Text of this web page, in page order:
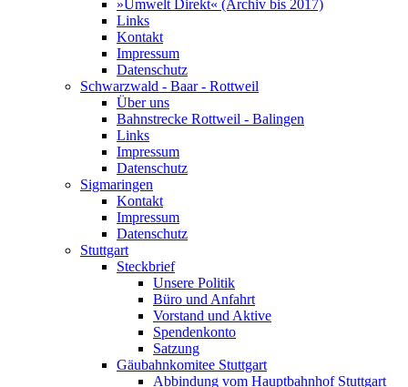
»Umwelt Direkt« (Archiv bis 2017)
Links
Kontakt
Impressum
Datenschutz
Schwarzwald - Baar - Rottweil
Über uns
Bahnstrecke Rottweil - Balingen
Links
Impressum
Datenschutz
Sigmaringen
Kontakt
Impressum
Datenschutz
Stuttgart
Steckbrief
Unsere Politik
Büro und Anfahrt
Vorstand und Aktive
Spendenkonto
Satzung
Gäubahnkomitee Stuttgart
Abbindung vom Hauptbahnhof Stuttgart